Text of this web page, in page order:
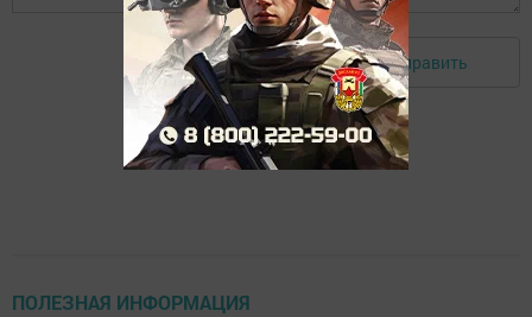
Авторизоваться Отправить
ПОЛЕЗНАЯ ИНФОРМАЦИЯ